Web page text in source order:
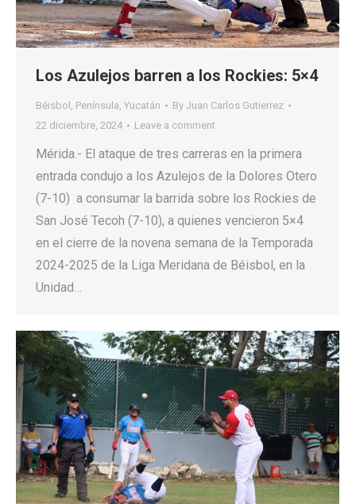
Los Azulejos barren a los Rockies: 5×4
Béisbol , Península, Yucatán By Juan Carlos Gutierrez
22 diciembre, 2024
Leave a comment
Mérida.- El ataque de tres carreras en la primera
entrada condujo a los Azulejos de la Dolores Otero
(7-10) a consumar la barrida sobre los Rockies de
San José Tecoh (7-10), a quienes vencieron 5×4
en el cierre de la novena semana de la Temporada
2024-2025 de la Liga Meridana de Béisbol, en la
Unidad…